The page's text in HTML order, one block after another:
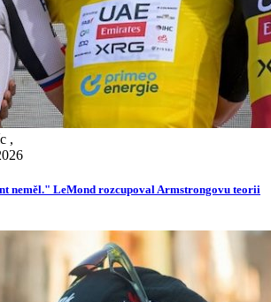
,
neměl." LeMond rozcupoval Armstrongovu teorii